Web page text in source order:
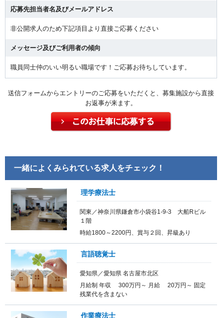
応募先担当者名及びメールアドレス
非公開求人のため下記項目より直接ご応募ください
メッセージ及びご利用者の傾向
職員同士仲のいい明るい職場です！ご応募お待ちしています。
送信フォームからエントリーのご応募をいただくと、募集施設から直接
お返事が来ます。
一緒によくみられている求人をチェック！
理学療法士
関東／神奈川県鎌倉市小袋谷1-9-3 大船Rビル
１階
時給1800～2200円、賞与２回、昇級あり
言語聴覚士
愛知県／愛知県 名古屋市北区
月給制 年収 300万円～ 月給 20万円～ 固定
残業代を含まない
作業療法士